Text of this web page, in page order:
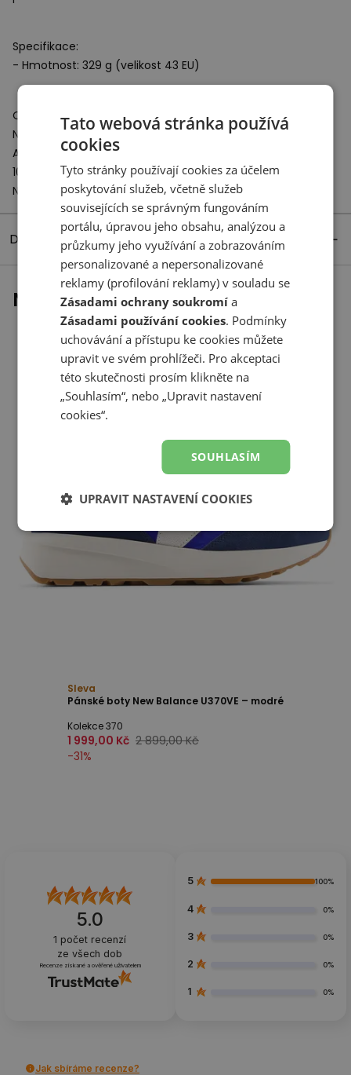
Specifikace:
- Hmotnost: 329 g (velikost 43 EU)
Odpovědný subjekt:
New Balance Europe BV
A-Factorij, Pilotenstraat 35 – 45
1059 CH Amsterdam
Netherlands
Detaily produktu
Naposledy prohlížené
Sleva
Pánské boty New Balance U370VE – modré
Kolekce 370
1 999,00 Kč 2 899,00 Kč
-31%
5.0
1 počet recenzí
ze všech dob
Recenze získané a ověřené uživatelem
5 100%
4 0%
3 0%
2 0%
1 0%
Jak sbíráme recenze?
Tato webová stránka používá
cookies
Tyto stránky používají cookies za účelem
poskytování služeb, včetně služeb
souvisejících se správným fungováním
portálu, úpravou jeho obsahu, analýzou a
průzkumy jeho využívání a zobrazováním
personalizované a nepersonalizované
reklamy (profilování reklamy) v souladu se
Zásadami ochrany soukromí a
Zásadami používání cookies. Podmínky
uchovávání a přístupu ke cookies můžete
upravit ve svém prohlížeči. Pro akceptaci
této skutečnosti prosím klikněte na
„Souhlasím“, nebo „Upravit nastavení
cookies“.
SOUHLASÍM
UPRAVIT NASTAVENÍ COOKIES